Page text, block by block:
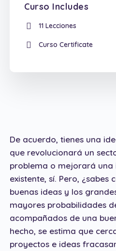
De acuerdo, tienes una
que revolucionará un
problema o mejorará una
existente, sí. Pero, ¿sabes
buenas ideas y los
mayores probabilidades
acompañados de una
hecho, se estima que
proyectos e ideas
Curso Includes
11 Lecciones
Curso Certificate